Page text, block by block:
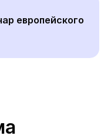
европейского